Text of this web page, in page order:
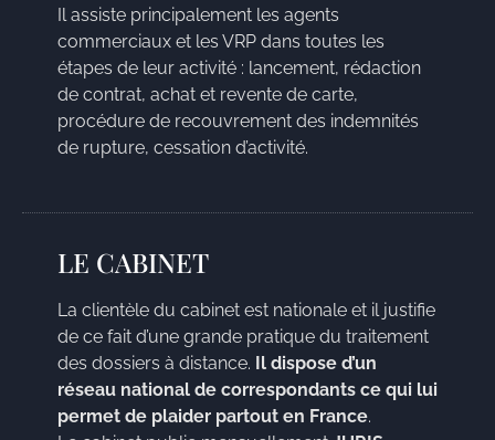
Il assiste principalement les agents
commerciaux et les VRP dans toutes les
étapes de leur activité : lancement, rédaction
de contrat, achat et revente de carte,
procédure de recouvrement des indemnités
de rupture, cessation d’activité.
LE CABINET
La clientèle du cabinet est nationale et il justifie
de ce fait d’une grande pratique du traitement
des dossiers à distance. Il dispose d’un
réseau national de correspondants ce qui lui
permet de plaider partout en France.